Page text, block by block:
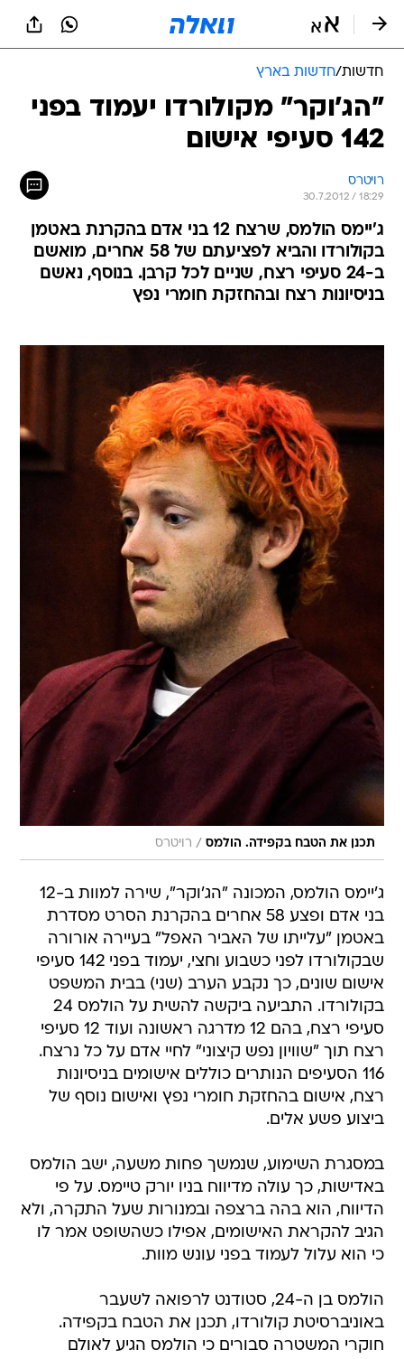
חדשות/חדשות בארץ
"הג'וקר" מקולורדו יעמוד בפני
142 סעיפי אישום
רויטרס
30.7.2012 / 18:29
ג'יימס הולמס, שרצח 12 בני אדם בהקרנת באטמן
בקולורדו והביא לפציעתם של 58 אחרים, מואשם
ב-24 סעיפי רצח, שניים לכל קרבן. בנוסף, נאשם
בניסיונות רצח ובהחזקת חומרי נפץ
תכנן את הטבח בקפידה. הולמס / רויטרס
ג'יימס הולמס, המכונה "הג'וקר", שירה למוות ב-12
בני אדם ופצע 58 אחרים בהקרנת הסרט מסדרת
באטמן "עלייתו של האביר האפל" בעיירה אורורה
שבקולורדו לפני כשבוע וחצי, יעמוד בפני 142 סעיפי
אישום שונים, כך נקבע הערב (שני) בבית המשפט
בקולורדו. התביעה ביקשה להשית על הולמס 24
סעיפי רצח, בהם 12 מדרגה ראשונה ועוד 12 סעיפי
רצח תוך "שוויון נפש קיצוני" לחיי אדם על כל נרצח.
116 הסעיפים הנותרים כוללים אישומים בניסיונות
רצח, אישום בהחזקת חומרי נפץ ואישום נוסף של
ביצוע פשע אלים.
במסגרת השימוע, שנמשך פחות משעה, ישב הולמס
באדישות, כך עולה מדיווח בניו יורק טיימס. על פי
הדיווח, הוא בהה ברצפה ובמנורות שעל התקרה, ולא
הגיב להקראת האישומים, אפילו כשהשופט אמר לו
כי הוא עלול לעמוד בפני עונש מוות.
הולמס בן ה-24, סטודנט לרפואה לשעבר
באוניברסיטת קולורדו, תכנן את הטבח בקפידה.
חוקרי המשטרה סבורים כי הולמס הגיע לאולם